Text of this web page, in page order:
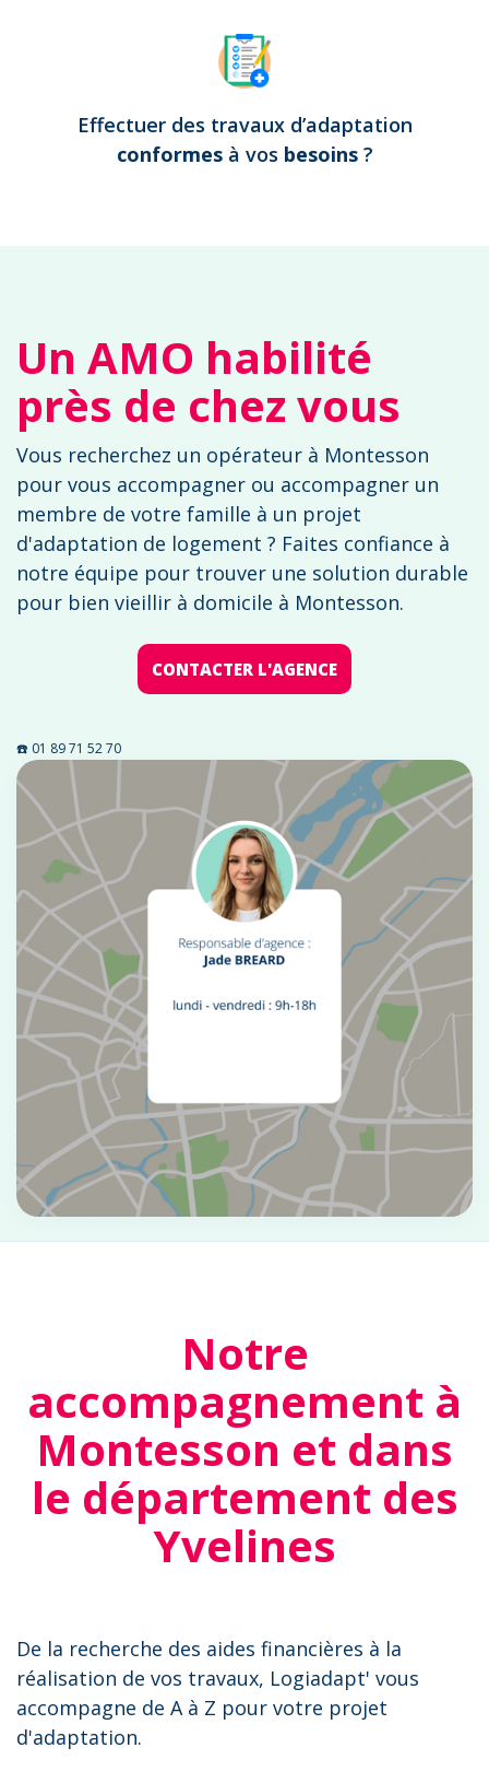
Effectuer des travaux d’adaptation
conformes à vos besoins ?
Un AMO habilité
près de chez vous
Vous recherchez un opérateur à Montesson
pour vous accompagner ou accompagner un
membre de votre famille à un projet
d'adaptation de logement ? Faites confiance à
notre équipe pour trouver une solution durable
pour bien vieillir à domicile à Montesson.
CONTACTER L'AGENCE
☎️ 01 89 71 52 70
Notre
accompagnement à
Montesson et dans
le département des
Yvelines
De la recherche des aides financières à la
réalisation de vos travaux, Logiadapt' vous
accompagne de A à Z pour votre projet
d'adaptation.